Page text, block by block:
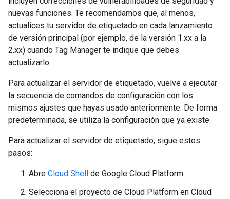
nuevas funciones. Te recomendamos que, al menos,
actualices tu servidor de etiquetado en cada lanzamiento
de versión principal (por ejemplo, de la versión 1.xx a la
2.xx) cuando Tag Manager te indique que debes
actualizarlo.
Para actualizar el servidor de etiquetado, vuelve a ejecutar
la secuencia de comandos de configuración con los
mismos ajustes que hayas usado anteriormente. De forma
predeterminada, se utiliza la configuración que ya existe.
Para actualizar el servidor de etiquetado, sigue estos
pasos:
Abre Cloud Shell
de Google Cloud Platform.
Selecciona el proyecto de Cloud Platform en Cloud